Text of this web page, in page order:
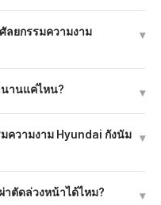
ลยกรรมความงาม
▾
านแค่ไหน? ▾
ความงาม Hyundai กังนัม
▾
าตัดล่วงหน้าได้ไหม? ▾